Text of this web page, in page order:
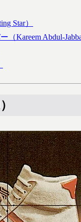
Star）
Kareem Abdul-